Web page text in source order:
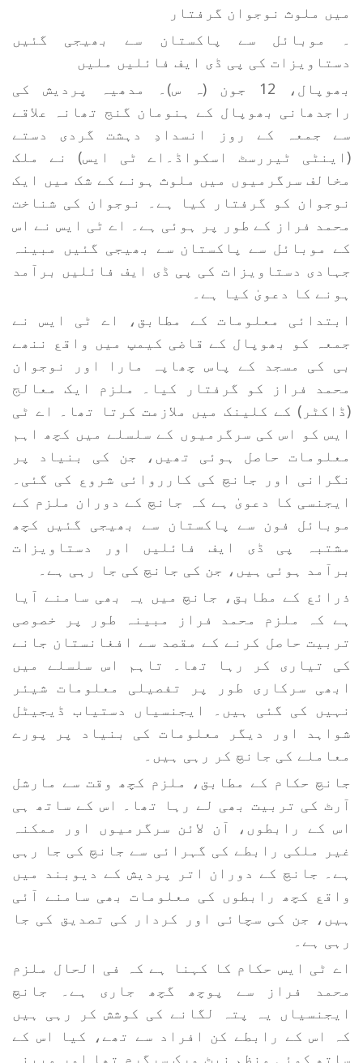
میں ملوث نوجوان گرفتار
۔ موبائل سے پاکستان سے بھیجی گئیں
دستاویزات کی پی ڈی ایف فائلیں ملیں
بھوپال، 12 جون (ہ س)۔ مدھیہ پردیش کی
راجدھانی بھوپال کے ہنومان گنج تھانہ علاقے
سے جمعہ کے روز انسدادِ دہشت گردی دستے
(اینٹی ٹیررسٹ اسکواڈ۔اے ٹی ایس) نے ملک
مخالف سرگرمیوں میں ملوث ہونے کے شک میں ایک
نوجوان کو گرفتار کیا ہے۔ نوجوان کی شناخت
محمد فراز کے طور پر ہوئی ہے۔ اے ٹی ایس نے اس
کے موبائل سے پاکستان سے بھیجی گئیں مبینہ
جہادی دستاویزات کی پی ڈی ایف فائلیں برآمد
ہونے کا دعویٰ کیا ہے۔
ابتدائی معلومات کے مطابق، اے ٹی ایس نے
جمعہ کو بھوپال کے قاضی کیمپ میں واقع ننھے
بی کی مسجد کے پاس چھاپہ مارا اور نوجوان
محمد فراز کو گرفتار کیا۔ ملزم ایک معالج
(ڈاکٹر) کے کلینک میں ملازمت کرتا تھا۔ اے ٹی
ایس کو اس کی سرگرمیوں کے سلسلے میں کچھ اہم
معلومات حاصل ہوئی تھیں، جن کی بنیاد پر
نگرانی اور جانچ کی کارروائی شروع کی گئی۔
ایجنسی کا دعویٰ ہے کہ جانچ کے دوران ملزم کے
موبائل فون سے پاکستان سے بھیجی گئیں کچھ
مشتبہ پی ڈی ایف فائلیں اور دستاویزات
برآمد ہوئی ہیں، جن کی جانچ کی جا رہی ہے۔
ذرائع کے مطابق، جانچ میں یہ بھی سامنے آیا
ہے کہ ملزم محمد فراز مبینہ طور پر خصوصی
تربیت حاصل کرنے کے مقصد سے افغانستان جانے
کی تیاری کر رہا تھا۔ تاہم اس سلسلے میں
ابھی سرکاری طور پر تفصیلی معلومات شیئر
نہیں کی گئی ہیں۔ ایجنسیاں دستیاب ڈیجیٹل
شواہد اور دیگر معلومات کی بنیاد پر پورے
معاملے کی جانچ کر رہی ہیں۔
جانچ حکام کے مطابق، ملزم کچھ وقت سے مارشل
آرٹ کی تربیت بھی لے رہا تھا۔ اس کے ساتھ ہی
اس کے رابطوں، آن لائن سرگرمیوں اور ممکنہ
غیر ملکی رابطے کی گہرائی سے جانچ کی جا رہی
ہے۔ جانچ کے دوران اتر پردیش کے دیوبند میں
واقع کچھ رابطوں کی معلومات بھی سامنے آئی
ہیں، جن کی سچائی اور کردار کی تصدیق کی جا
رہی ہے۔
اے ٹی ایس حکام کا کہنا ہے کہ فی الحال ملزم
محمد فراز سے پوچھ گچھ جاری ہے۔ جانچ
ایجنسیاں یہ پتہ لگانے کی کوشش کر رہی ہیں
کہ اس کے رابطے کن افراد سے تھے، کیا اس کے
ساتھ کوئی منظم نیٹ ورک سرگرم تھا اور مبینہ